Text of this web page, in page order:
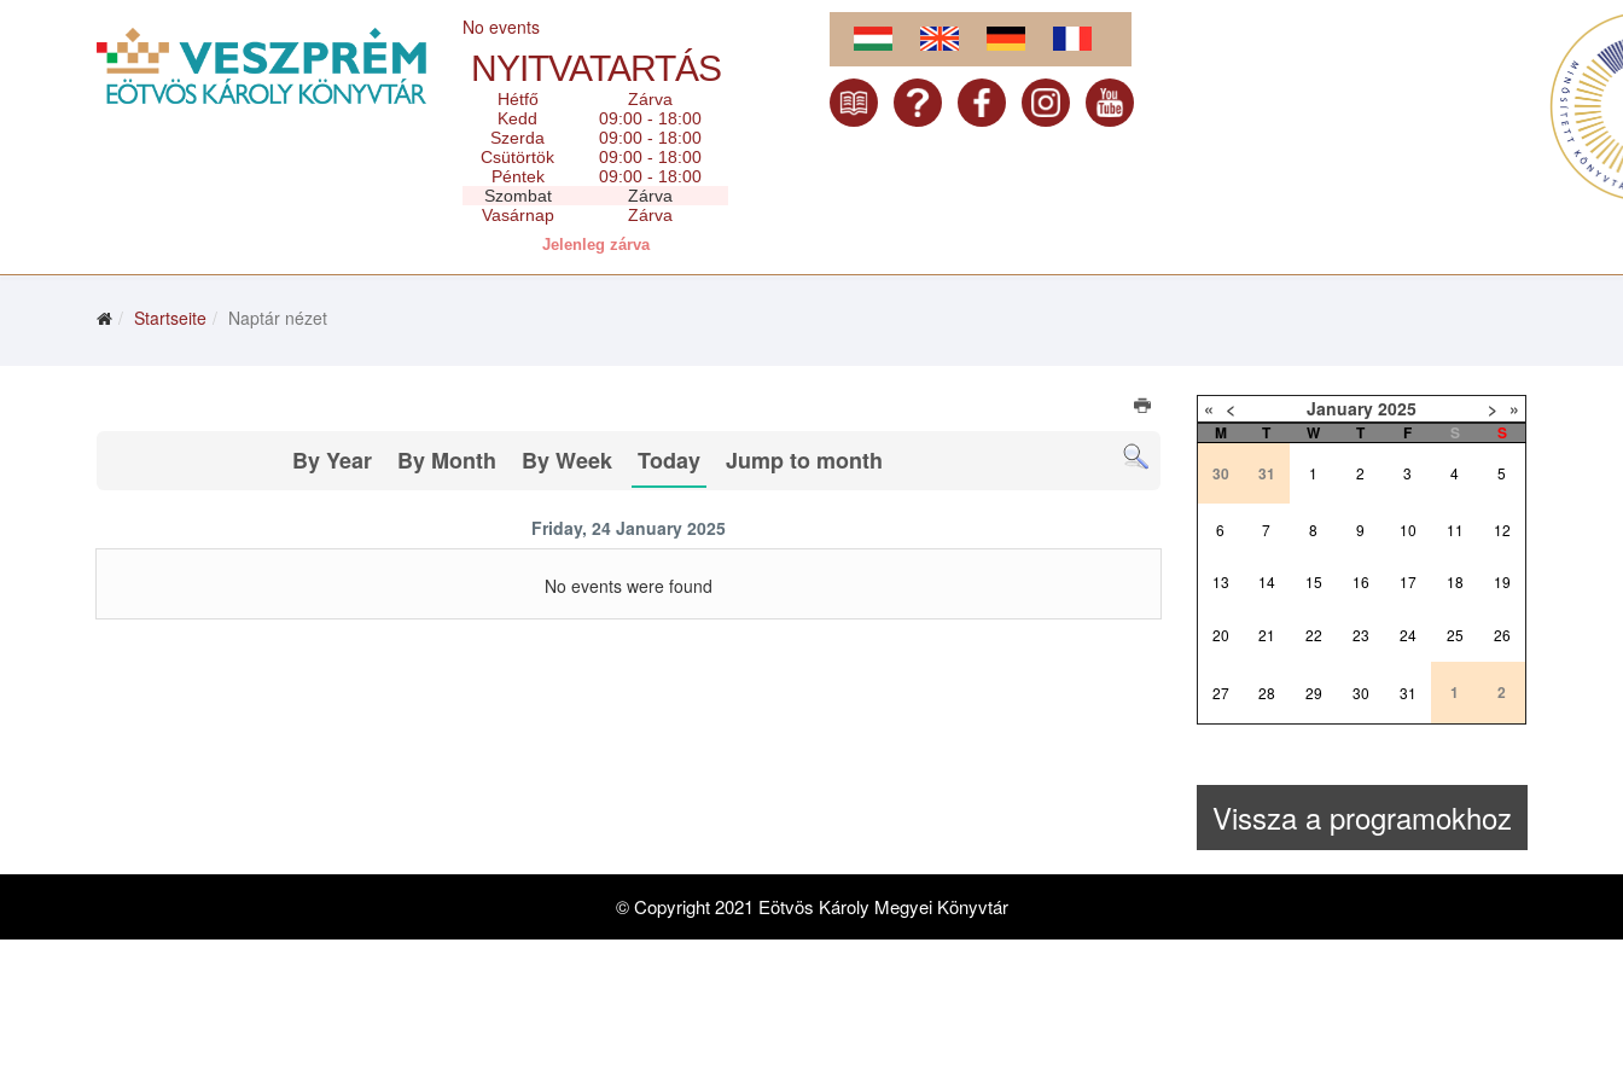
No events
NYITVATARTÁS
Hétfő
Zárva
Kedd
09:00 - 18:00
Szerda
09:00 - 18:00
Csütörtök
09:00 - 18:00
Péntek
09:00 - 18:00
Szombat
Zárva
Vasárnap
Zárva
Jelenleg zárva
Startseite Naptár nézet
By Year By Month By Week Today Jump to month
Friday, 24 January 2025
No events were found
« < January 2025 > »
M T W T F S
S
30
31 1 2 3 4 5
6 7 8 9 10 11 12
13 14 15 16 17 18 19
20 21 22 23 24 25 26
27 28 29 30 31 1 2
Vissza a programokhoz
© Copyright 2021 Eötvös Károly Megyei Könyvtár